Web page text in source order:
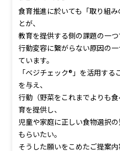
食育推進に於いても「取り組
とが、
教育を提供する側の課題の一
行動変容に繋がらない原因の
ています。
「ベジチェック®」を活用す
を与え、
行動（野菜をこれまでよりも
育を提供し、
児童や家庭に正しい食物選択
もらいたい。
そうした願いをこめたご提案内